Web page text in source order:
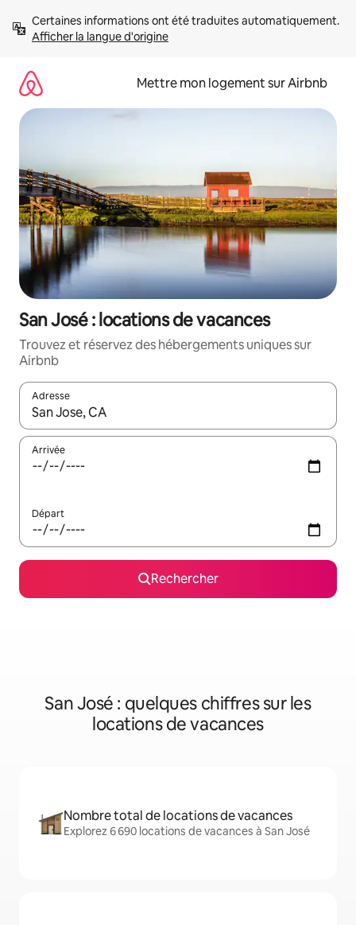
directement
Afficher la langue d'origine
Mettre mon logement sur Airbnb
San José : locations de vacances
Trouvez et réservez des hébergements uniques sur
Airbnb
Adresse
Lorsque les résultats s'affichent, utilisez les flèches vers le
Arrivée
Départ
Rechercher
San José : quelques chiffres sur les
locations de vacances
Nombre total de locations de vacances
Explorez 6 690 locations de vacances à San José